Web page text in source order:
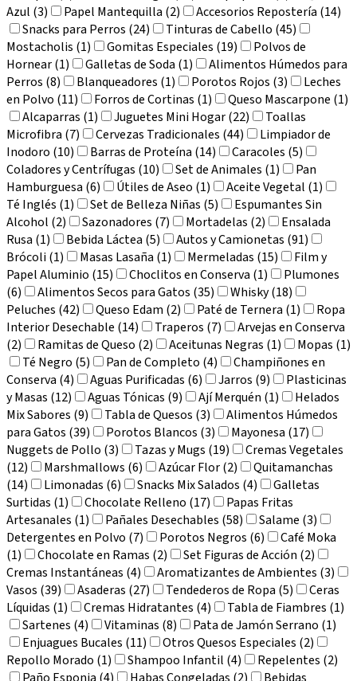
Azul (3)
Papel Mantequilla (2)
Accesorios Repostería (14)
Snacks para Perros (24)
Tinturas de Cabello (45)
Mostacholis (1)
Gomitas Especiales (19)
Polvos de
Hornear (1)
Galletas de Soda (1)
Alimentos Húmedos para
Perros (8)
Blanqueadores (1) Porotos Rojos (3)
Leches
en Polvo (11)
Forros de Cortinas (1)
Queso Mascarpone (1)
Alcaparras (1)
Juguetes Mini Hogar (22)
Toallas
Microfibra (7)
Cervezas Tradicionales (44)
Limpiador de
Inodoro (10)
Barras de Proteína (14)
Caracoles (5)
Coladores y Centrífugas (10)
Set de Animales (1)
Pan
Hamburguesa (6)
Útiles de Aseo (1)
Aceite Vegetal (1)
Té Inglés (1)
Set de Belleza Niñas (5)
Espumantes Sin
Alcohol (2)
Sazonadores (7) Mortadelas (2)
Ensalada
Rusa (1)
Bebida Láctea (5)
Autos y Camionetas (91)
Brócoli (1)
Masas Lasaña (1) Mermeladas (15)
Film y
Papel Aluminio (15)
Choclitos en Conserva (1)
Plumones
(6)
Alimentos Secos para Gatos (35)
Whisky (18)
Peluches (42)
Queso Edam (2) Paté de Ternera (1)
Ropa
Interior Desechable (14)
Traperos (7)
Arvejas en Conserva
(2)
Ramitas de Queso (2) Aceitunas Negras (1)
Mopas (1)
Té Negro (5)
Pan de Completo (4)
Champiñones en
Conserva (4)
Aguas Purificadas (6) Jarros (9)
Plasticinas
y Masas (12)
Aguas Tónicas (9) Ají Merquén (1)
Helados
Mix Sabores (9)
Tabla de Quesos (3)
Alimentos Húmedos
para Gatos (39)
Porotos Blancos (3)
Mayonesa (17)
Nuggets de Pollo (3)
Tazas y Mugs (19)
Cremas Vegetales
(12)
Marshmallows (6) Azúcar Flor (2)
Quitamanchas
(14)
Limonadas (6) Snacks Mix Salados (4)
Galletas
Surtidas (1)
Chocolate Relleno (17)
Papas Fritas
Artesanales (1)
Pañales Desechables (58)
Salame (3)
Detergentes en Polvo (7)
Porotos Negros (6)
Café Moka
(1)
Chocolate en Ramas (2)
Set Figuras de Acción (2)
Cremas Instantáneas (4)
Aromatizantes de Ambientes (3)
Vasos (39)
Asaderas (27) Tendederos de Ropa (5)
Ceras
Líquidas (1)
Cremas Hidratantes (4)
Tabla de Fiambres (1)
Sartenes (4)
Vitaminas (8)
Pata de Jamón Serrano (1)
Enjuagues Bucales (11)
Otros Quesos Especiales (2)
Repollo Morado (1)
Shampoo Infantil (4)
Repelentes (2)